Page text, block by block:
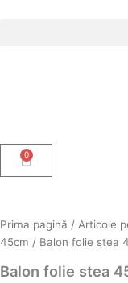
0
Cart
Prima pagină / Articole
45cm / Balon folie stea
Balon folie stea